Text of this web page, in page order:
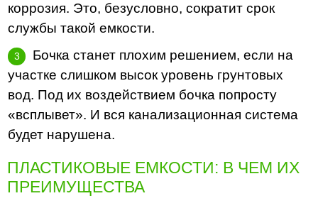
коррозия. Это, безусловно, сократит срок
службы такой емкости.
Бочка станет плохим решением, если на
участке слишком высок уровень грунтовых
вод. Под их воздействием бочка попросту
«всплывет». И вся канализационная система
будет нарушена.
ПЛАСТИКОВЫЕ ЕМКОСТИ: В ЧЕМ ИХ
ПРЕИМУЩЕСТВА